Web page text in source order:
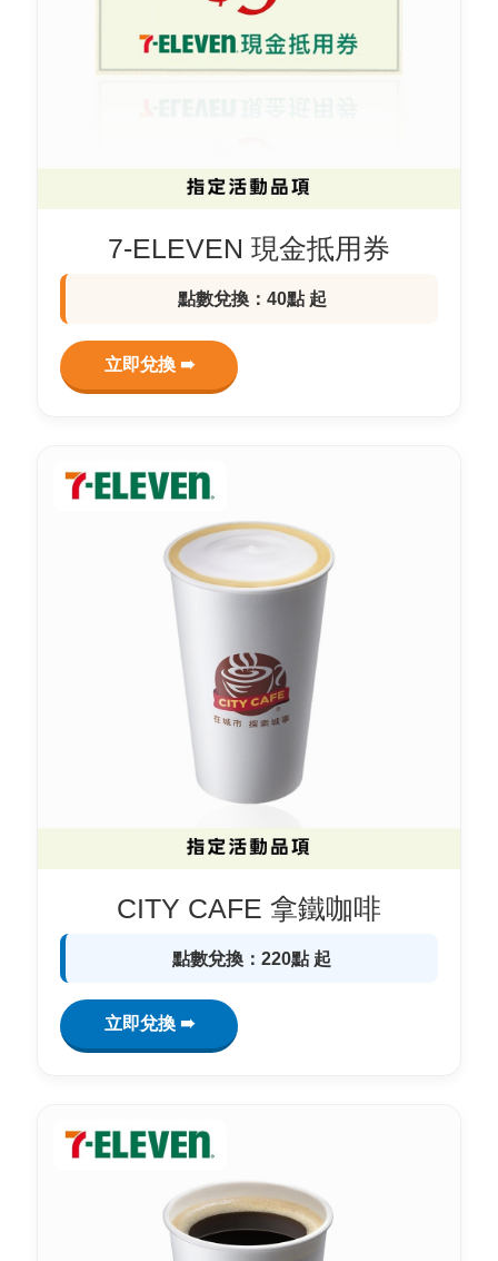
7-ELEVEN 現金抵用券
點數兌換：40點 起
立即兌換 ➠
CITY CAFE 拿鐵咖啡
點數兌換：220點 起
立即兌換 ➠